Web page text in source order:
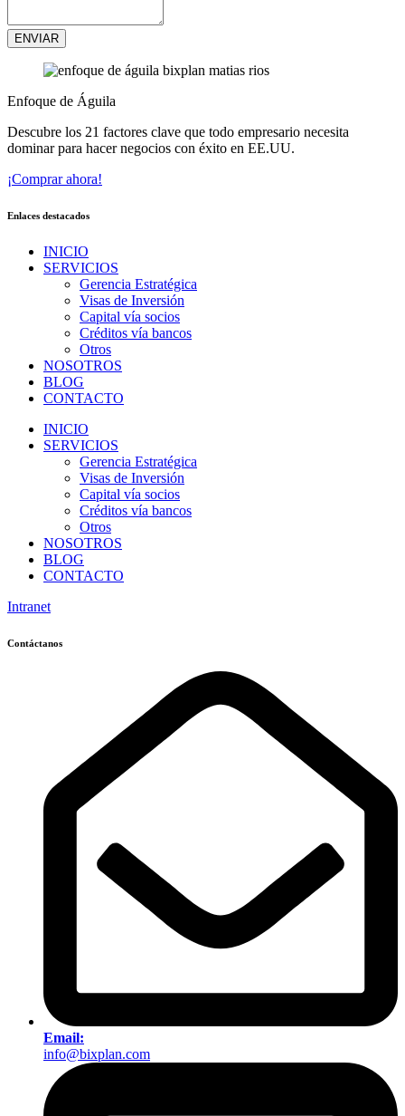
ENVIAR
Enfoque de Águila
Descubre los 21 factores clave que todo empresario necesita
dominar para hacer negocios con éxito en EE.UU.
¡Comprar ahora!
Enlaces destacados
INICIO
SERVICIOS
Gerencia Estratégica
Visas de Inversión
Capital vía socios
Créditos vía bancos
Otros
NOSOTROS
BLOG
CONTACTO
INICIO
SERVICIOS
Gerencia Estratégica
Visas de Inversión
Capital vía socios
Créditos vía bancos
Otros
NOSOTROS
BLOG
CONTACTO
Intranet
Contáctanos
Email:
info@bixplan.com